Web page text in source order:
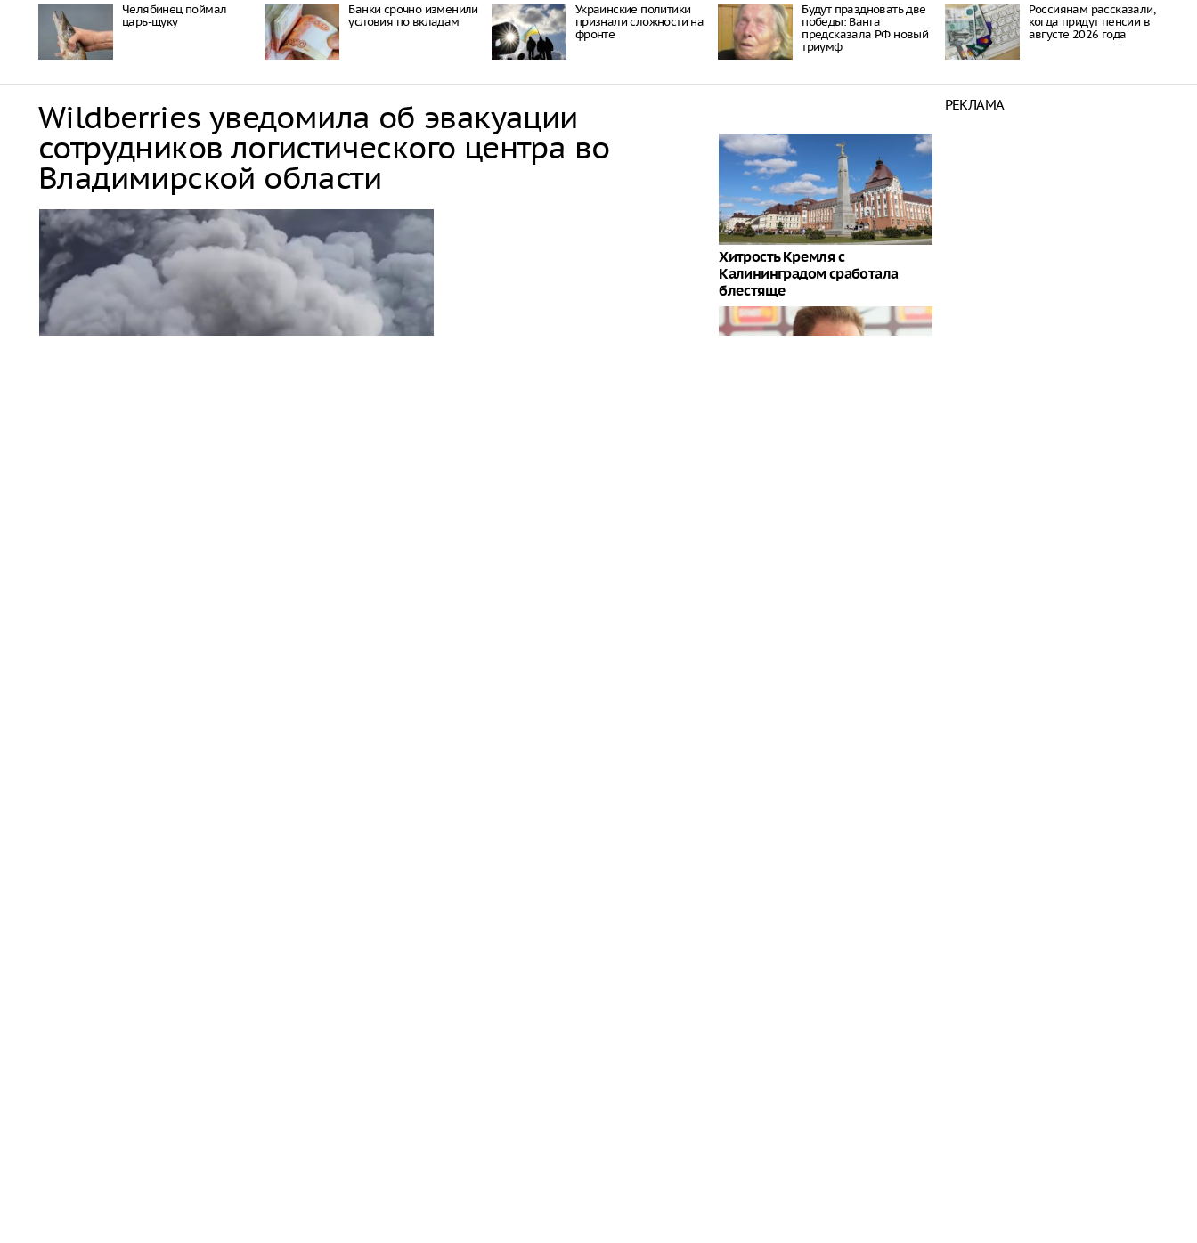
Челябинец поймал
царь-щуку
Банки срочно изменили
условия по вкладам
Украинские политики
признали сложности на
фронте
Будут праздновать две
победы: Ванга
предсказала РФ новый
триумф
Россиянам рассказали,
когда придут пенсии в
августе 2026 года
Wildberries уведомила об эвакуации
сотрудников логистического центра во
Владимирской области
Хитрость Кремля с
Калининградом сработала
блестяще
РЕКЛАМА